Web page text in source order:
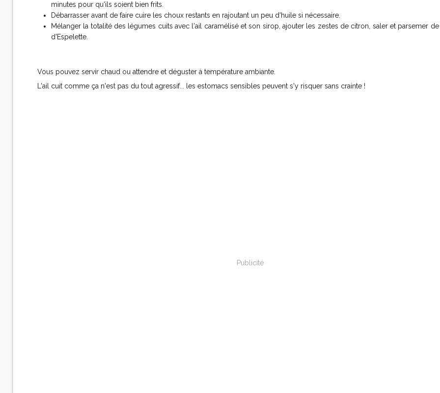
minutes pour qu'ils soient bien frits.
Débarrasser avant de faire cuire les choux restants en rajoutant un peu d'huile si nécessaire.
Mélanger la totalité des légumes cuits avec l'ail caramélisé et son sirop, ajouter les zestes de citron, saler et parsemer
d'Espelette.
Vous pouvez servir chaud ou attendre et déguster à température ambiante.
L'ail cuit comme ça n'est pas du tout agressif... les estomacs sensibles peuvent s'y risquer sans crainte !
Publicité